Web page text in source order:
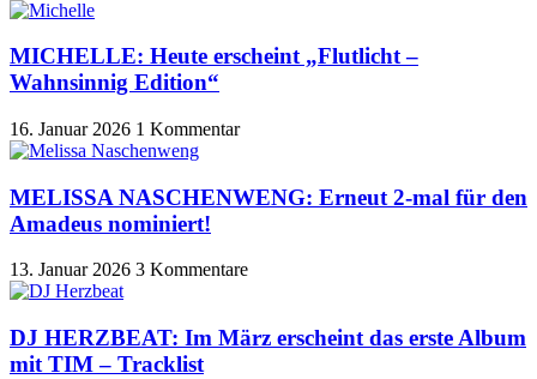
MICHELLE: Heute erscheint „Flutlicht –
Wahnsinnig Edition“
16. Januar 2026 1 Kommentar
MELISSA NASCHENWENG: Erneut 2-mal für den
Amadeus nominiert!
13. Januar 2026 3 Kommentare
DJ HERZBEAT: Im März erscheint das erste Album
mit TIM – Tracklist